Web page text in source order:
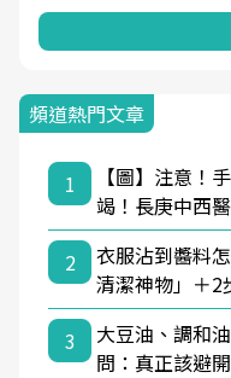
頻道熱門文章
1
【圖】注意！
竭！長庚中西
2
衣服沾到醬料
清潔神物」＋2
3
大豆油、調和
問：真正該避